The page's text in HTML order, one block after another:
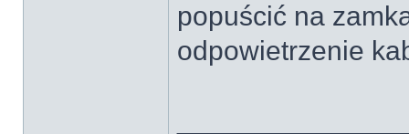
popuścić na
odpowietrzenie